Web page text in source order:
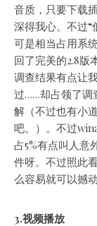
音质，只要下载
深得我心。不过“
可是相当占用系
回了完美的2.8版本
调查结果有点让
过……却占领了调
解（不过也有小
吧。）。不过
占5%有点叫人意
件呀。不过照此
么容易就可以撼动
3.视频播放